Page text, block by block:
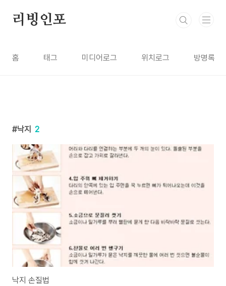
리빙인포
홈 태그 미디어로그 위치로그 방명록
낙지 2
낙지 손질법